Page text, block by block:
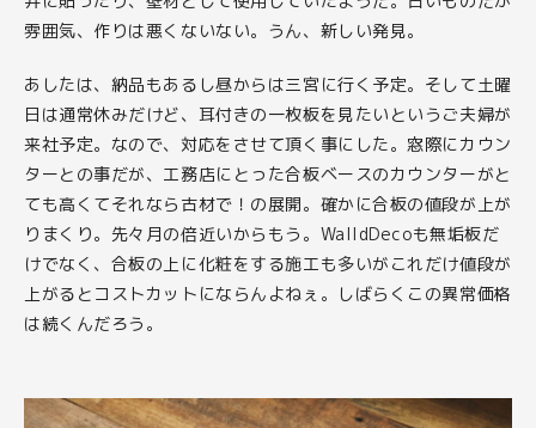
雰囲気、作りは悪くないない。うん、新しい発見。
あしたは、納品もあるし昼からは三宮に行く予定。そして土曜
日は通常休みだけど、耳付きの一枚板を見たいというご夫婦が
来社予定。なので、対応をさせて頂く事にした。窓際にカウン
ターとの事だが、工務店にとった合板ベースのカウンターがと
ても高くてそれなら古材で！の展開。確かに合板の値段が上が
りまくり。先々月の倍近いからもう。WalldDecoも無垢板だ
けでなく、合板の上に化粧をする施工も多いがこれだけ値段が
上がるとコストカットにならんよねぇ。しばらくこの異常価格
は続くんだろう。